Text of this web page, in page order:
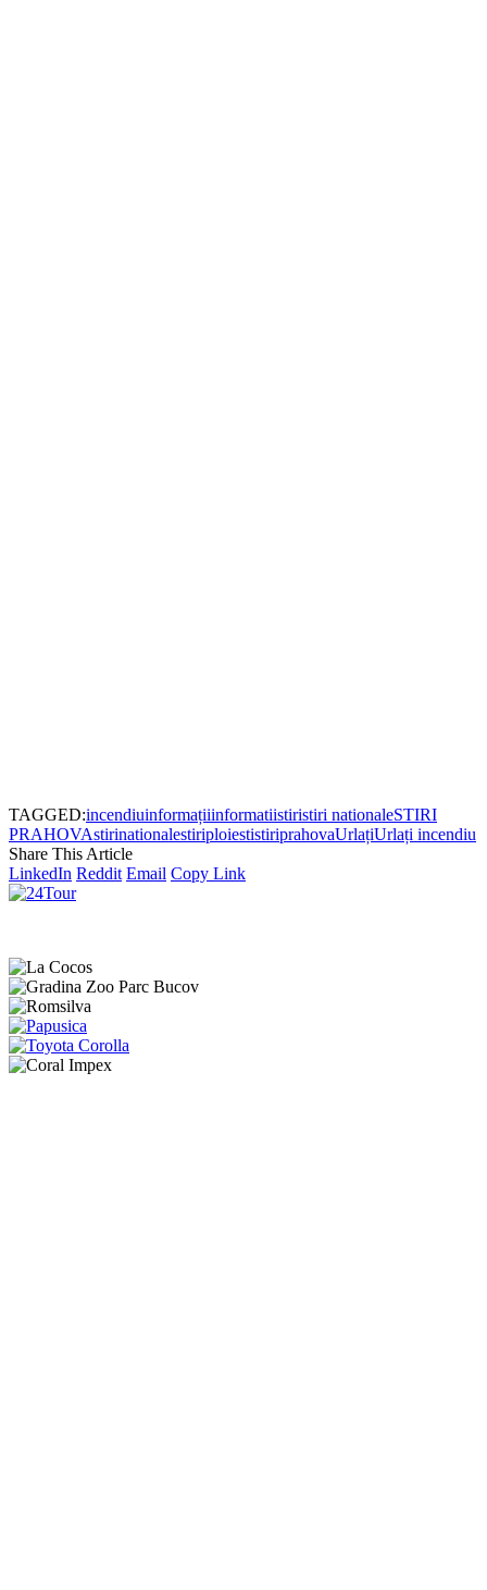
TAGGED:incendiuinformațiiinformatiistiristiri nationaleSTIRI
PRAHOVAstirinationalestiriploiestistiriprahovaUrlațiUrlați incendiu
Share This Article
LinkedIn Reddit Email Copy Link